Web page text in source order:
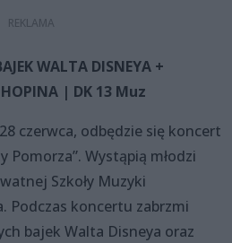
WALTA DISNEYA +
| DK 13 Muz
czerwca, odbędzie się koncert
Pomorza”. Wystąpią młodzi
Szkoły Muzyki
Podczas koncertu zabrzmi
bajek Walta Disneya oraz